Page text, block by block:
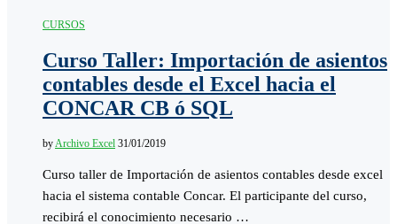
CURSOS
Curso Taller: Importación de asientos
contables desde el Excel hacia el
CONCAR CB ó SQL
by Archivo Excel 31/01/2019
Curso taller de Importación de asientos contables desde excel
hacia el sistema contable Concar. El participante del curso,
recibirá el conocimiento necesario …